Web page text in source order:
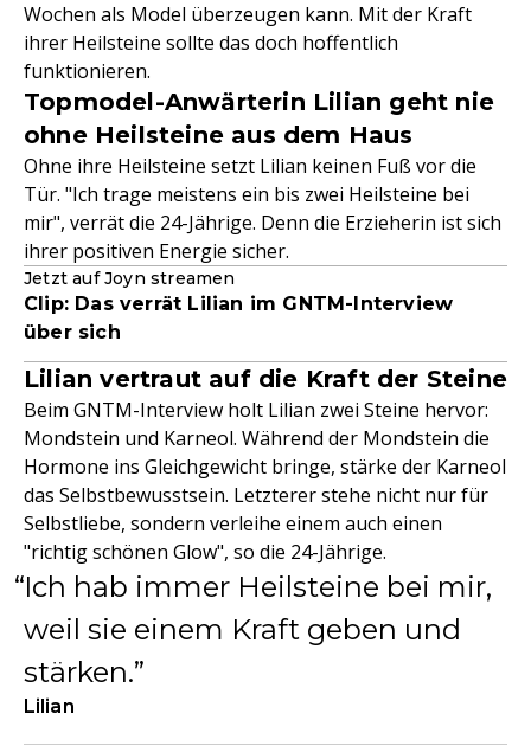
Wochen als Model überzeugen kann. Mit der Kraft
ihrer Heilsteine sollte das doch hoffentlich
funktionieren.
Topmodel-Anwärterin Lilian geht nie
ohne Heilsteine aus dem Haus
Ohne ihre Heilsteine setzt Lilian keinen Fuß vor die
Tür. "Ich trage meistens ein bis zwei Heilsteine bei
mir", verrät die 24-Jährige. Denn die Erzieherin ist sich
ihrer positiven Energie sicher.
Jetzt auf Joyn streamen
Clip: Das verrät Lilian im GNTM-Interview
über sich
Lilian vertraut auf die Kraft der Steine
Beim GNTM-Interview holt Lilian zwei Steine hervor:
Mondstein und Karneol. Während der Mondstein die
Hormone ins Gleichgewicht bringe, stärke der Karneol
das Selbstbewusstsein. Letzterer stehe nicht nur für
Selbstliebe, sondern verleihe einem auch einen
"richtig schönen Glow", so die 24-Jährige.
Ich hab immer Heilsteine bei mir,
weil sie einem Kraft geben und
stärken.
Lilian